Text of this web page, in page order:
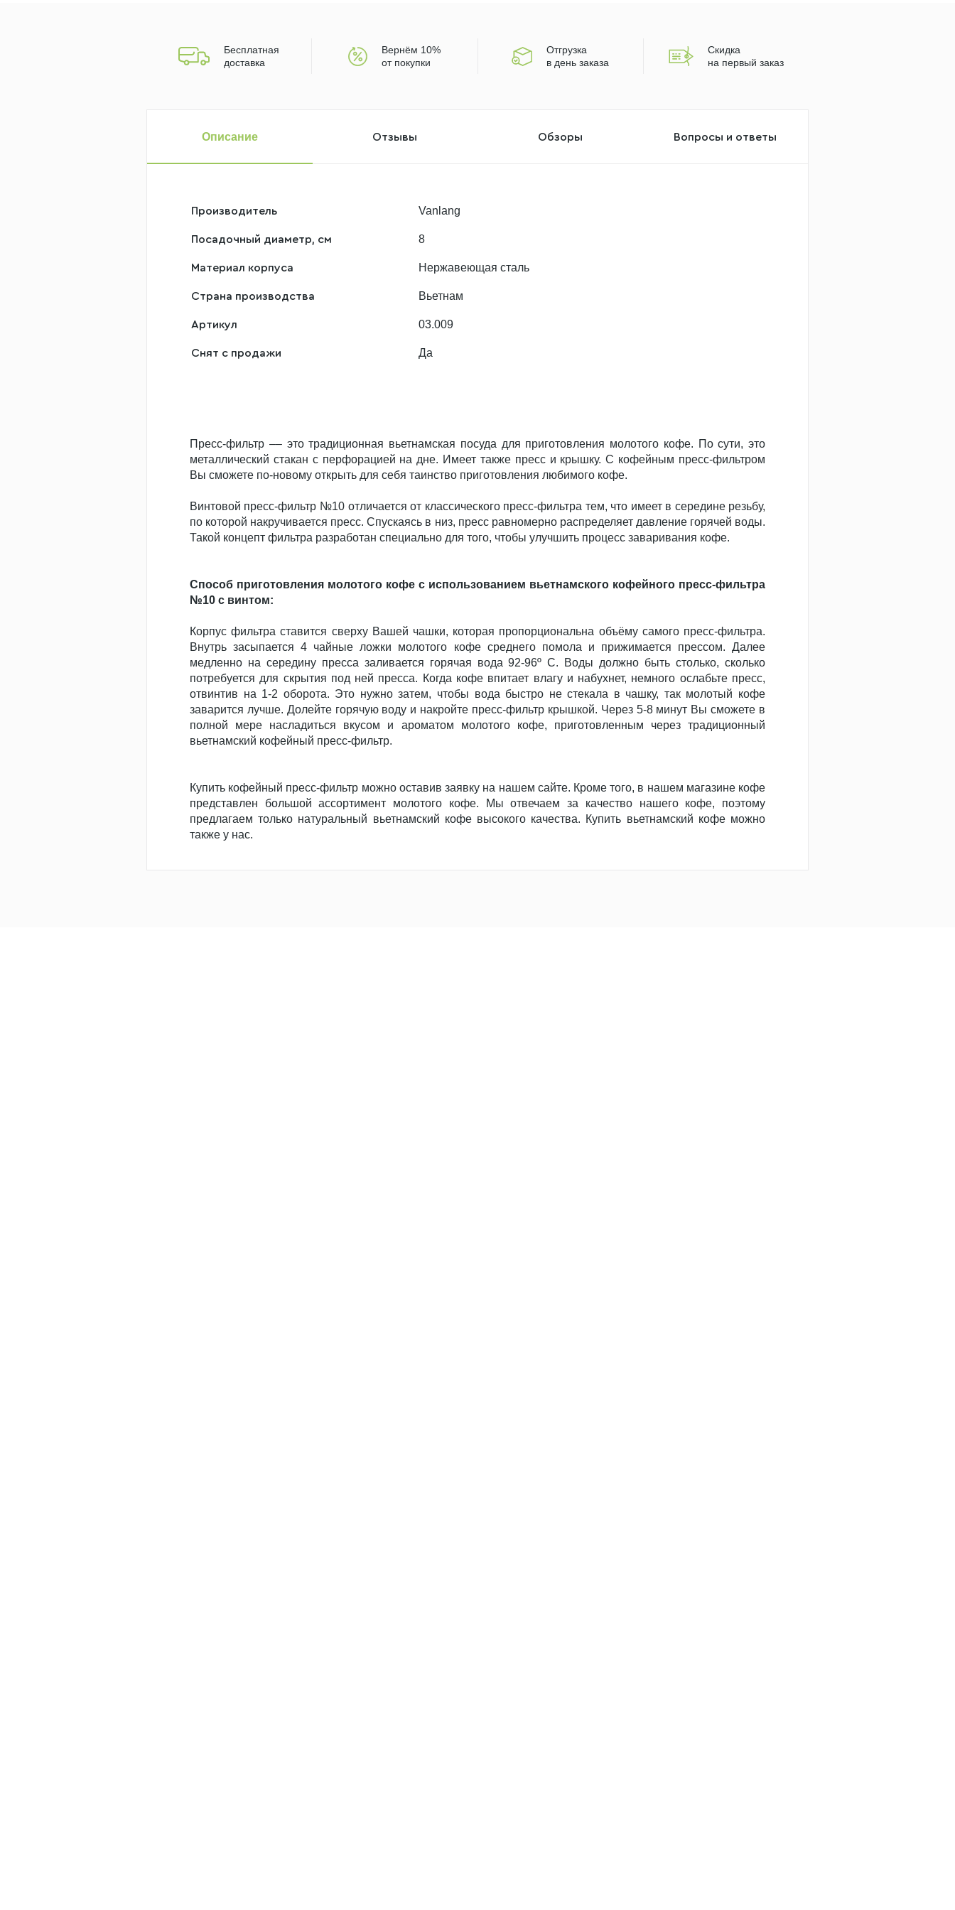
Бесплатная
доставка
Вернём 10%
от покупки
Отгрузка
в день заказа
Скидка
на первый заказ
Описание Отзывы Обзоры Вопросы и ответы
Производитель Vanlang
Посадочный диаметр, см 8
Материал корпуса Нержавеющая сталь
Страна производства Вьетнам
Артикул 03.009
Снят с продажи Да
Пресс-фильтр –– это традиционная вьетнамская посуда для приготовления молотого кофе. По сути, это
металлический стакан с перфорацией на дне. Имеет также пресс и крышку. С кофейным пресс-фильтром
Вы сможете по-новому открыть для себя таинство приготовления любимого кофе.
Винтовой пресс-фильтр №10 отличается от классического пресс-фильтра тем, что имеет в середине резьбу,
по которой накручивается пресс. Спускаясь в низ, пресс равномерно распределяет давление горячей воды.
Такой концепт фильтра разработан специально для того, чтобы улучшить процесс заваривания кофе.
Способ приготовления молотого кофе с использованием вьетнамского кофейного пресс-фильтра
№10 с винтом:
Корпус фильтра ставится сверху Вашей чашки, которая пропорциональна объёму самого пресс-фильтра.
Внутрь засыпается 4 чайные ложки молотого кофе среднего помола и прижимается прессом. Далее
медленно на середину пресса заливается горячая вода 92-96º С. Воды должно быть столько, сколько
потребуется для скрытия под ней пресса. Когда кофе впитает влагу и набухнет, немного ослабьте пресс,
отвинтив на 1-2 оборота. Это нужно затем, чтобы вода быстро не стекала в чашку, так молотый кофе
заварится лучше. Долейте горячую воду и накройте пресс-фильтр крышкой. Через 5-8 минут Вы сможете в
полной мере насладиться вкусом и ароматом молотого кофе, приготовленным через традиционный
вьетнамский кофейный пресс-фильтр.
Купить кофейный пресс-фильтр можно оставив заявку на нашем сайте. Кроме того, в нашем магазине кофе
представлен большой ассортимент молотого кофе. Мы отвечаем за качество нашего кофе, поэтому
предлагаем только натуральный вьетнамский кофе высокого качества. Купить вьетнамский кофе можно
также у нас.